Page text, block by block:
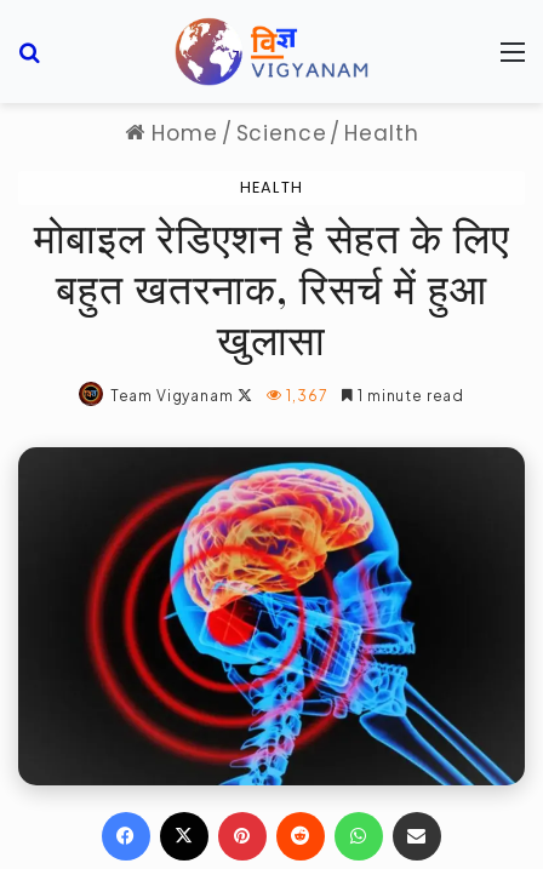
Home / Science / Health
HEALTH
मोबाइल रेडिएशन है सेहत के लिए
बहुत खतरनाक, रिसर्च में हुआ
खुलासा
Team Vigyanam
Follow
X
1,367 1 minute read
Facebook Pinterest
Reddit WhatsApp